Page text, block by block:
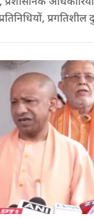
प्रगतिशील